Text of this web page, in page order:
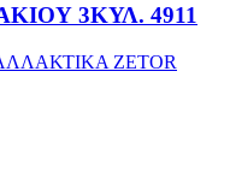
3ΚΥΛ. 4911
ZETOR